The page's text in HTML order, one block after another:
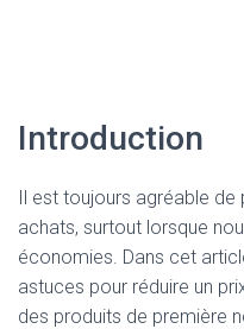
Introduction
Il est toujours agréable
achats, surtout lorsque
économies. Dans cet
astuces pour réduire un
des produits de première